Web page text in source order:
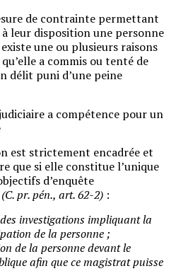
de contrainte permettant
leur disposition une personne
une ou plusieurs raisons
a commis ou tenté de
délit puni d’une peine
a compétence pour un
est strictement encadrée et
que si elle constitue l’unique
d’enquête
(C. pr. pén., art. 62-2) :
investigations impliquant la
de la personne ;
de la personne devant le
afin que ce magistrat puisse